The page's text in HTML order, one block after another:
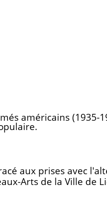
américains (1935-
aux prises avec
Arts de la Ville de